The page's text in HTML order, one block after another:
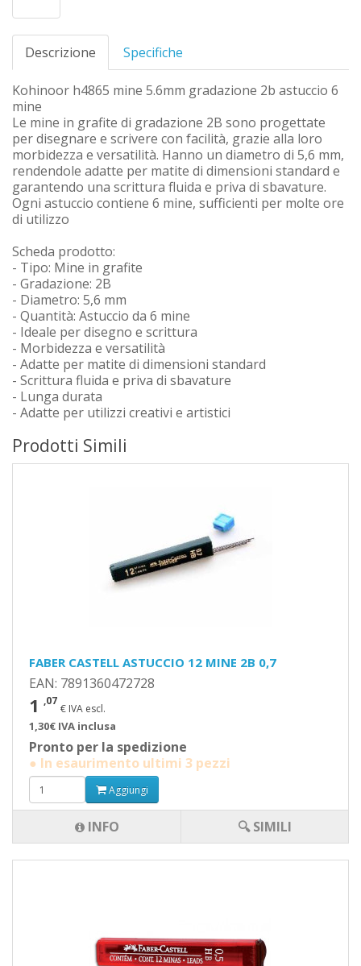
Descrizione Specifiche
Kohinoor h4865 mine 5.6mm gradazione 2b astuccio 6
mine
Le mine in grafite di gradazione 2B sono progettate
per disegnare e scrivere con facilità, grazie alla loro
morbidezza e versatilità. Hanno un diametro di 5,6 mm,
rendendole adatte per matite di dimensioni standard e
garantendo una scrittura fluida e priva di sbavature.
Ogni astuccio contiene 6 mine, sufficienti per molte ore
di utilizzo
Scheda prodotto:
- Tipo: Mine in grafite
- Gradazione: 2B
- Diametro: 5,6 mm
- Quantità: Astuccio da 6 mine
- Ideale per disegno e scrittura
- Morbidezza e versatilità
- Adatte per matite di dimensioni standard
- Scrittura fluida e priva di sbavature
- Lunga durata
- Adatte per utilizzi creativi e artistici
Prodotti Simili
FABER CASTELL ASTUCCIO 12 MINE 2B 0,7
EAN: 7891360472728
1 ,07
€ IVA escl.
1,30€ IVA inclusa
Pronto per la spedizione
● In esaurimento ultimi 3 pezzi
Aggiungi
INFO 🔍 SIMILI